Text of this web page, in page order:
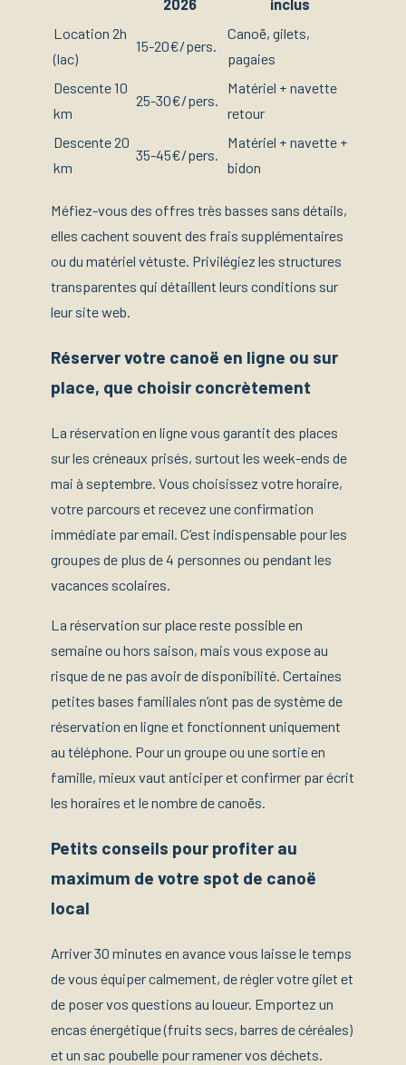
2026
inclus
Location 2h
(lac)
15-20€/pers.
Canoë, gilets,
pagaies
Descente 10
km
25-30€/pers.
Matériel + navette
retour
Descente 20
km
35-45€/pers.
Matériel + navette +
bidon
Méfiez-vous des offres très basses sans détails,
elles cachent souvent des frais supplémentaires
ou du matériel vétuste. Privilégiez les structures
transparentes qui détaillent leurs conditions sur
leur site web.
Réserver votre canoë en ligne ou sur
place, que choisir concrètement
La réservation en ligne vous garantit des places
sur les créneaux prisés, surtout les week-ends de
mai à septembre. Vous choisissez votre horaire,
votre parcours et recevez une confirmation
immédiate par email. C’est indispensable pour les
groupes de plus de 4 personnes ou pendant les
vacances scolaires.
La réservation sur place reste possible en
semaine ou hors saison, mais vous expose au
risque de ne pas avoir de disponibilité. Certaines
petites bases familiales n’ont pas de système de
réservation en ligne et fonctionnent uniquement
au téléphone. Pour un groupe ou une sortie en
famille, mieux vaut anticiper et confirmer par écrit
les horaires et le nombre de canoës.
Petits conseils pour profiter au
maximum de votre spot de canoë
local
Arriver 30 minutes en avance vous laisse le temps
de vous équiper calmement, de régler votre gilet et
de poser vos questions au loueur. Emportez un
encas énergétique (fruits secs, barres de céréales)
et un sac poubelle pour ramener vos déchets.